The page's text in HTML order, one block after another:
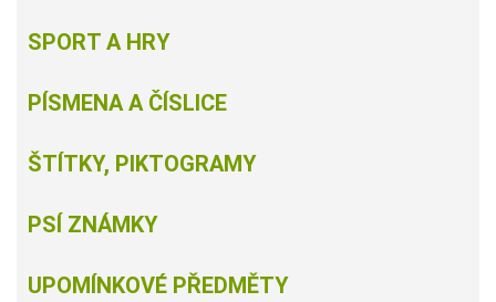
SPORT A HRY
PÍSMENA A ČÍSLICE
ŠTÍTKY, PIKTOGRAMY
PSÍ ZNÁMKY
UPOMÍNKOVÉ PŘEDMĚTY